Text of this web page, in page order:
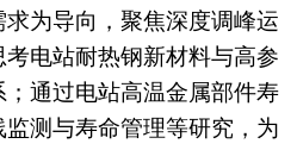
为导向，聚焦深度调峰运
电站耐热钢新材料与高参
通过电站高温金属部件寿
测与寿命管理等研究，为